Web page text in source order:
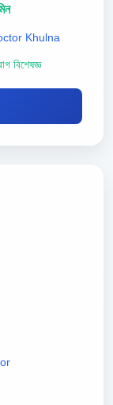
Khulna
বিশেষজ্ঞ